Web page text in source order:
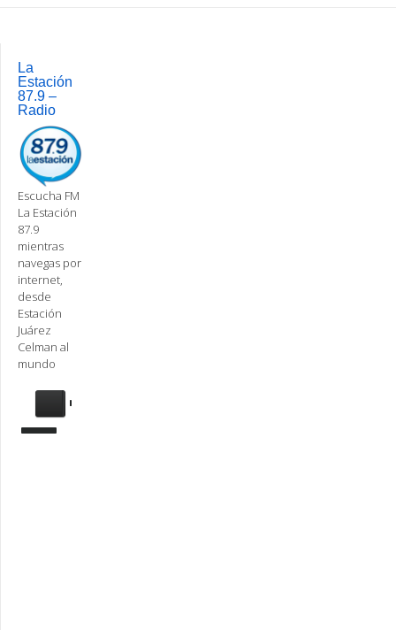
navigation
La
Estación
87.9 –
Radio
Escucha FM
La Estación
87.9
mientras
navegas por
internet,
desde
Estación
Juárez
Celman al
mundo